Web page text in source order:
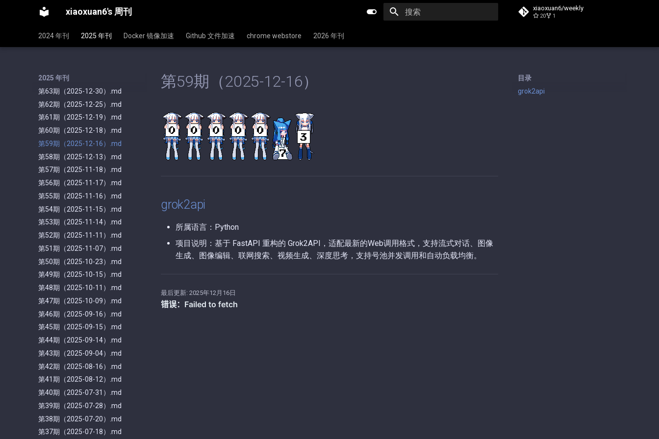
xiaoxuan6's 周刊 xiaoxuan6/weekly
20 1
2024 年刊 2025 年刊 Docker 镜像加速 Github 文件加速 chrome webstore 2026 年刊
2025 年刊
第63期（2025-12-30）.md
第62期（2025-12-25）.md
第61期（2025-12-19）.md
第60期（2025-12-18）.md
第59期（2025-12-16）.md
第58期（2025-12-13）.md
第57期（2025-11-18）.md
第56期（2025-11-17）.md
第55期（2025-11-16）.md
第54期（2025-11-15）.md
第53期（2025-11-14）.md
第52期（2025-11-11）.md
第51期（2025-11-07）.md
第50期（2025-10-23）.md
第49期（2025-10-15）.md
第48期（2025-10-11）.md
第47期（2025-10-09）.md
第46期（2025-09-16）.md
第45期（2025-09-15）.md
第44期（2025-09-14）.md
第43期（2025-09-04）.md
第42期（2025-08-16）.md
第41期（2025-08-12）.md
第40期（2025-07-31）.md
第39期（2025-07-28）.md
第38期（2025-07-20）.md
第37期（2025-07-18）.md
目录
grok2api
第59期（2025-12-16）
grok2api
所属语言：Python
项目说明：基于 FastAPI 重构的 Grok2API，适配最新的Web调用格式，支持流式对话、图像
生成、图像编辑、联网搜索、视频生成、深度思考，支持号池并发调用和自动负载均衡。
最后更新: 2025年12月16日